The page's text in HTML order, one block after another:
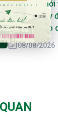
Quy định
viên công ty
góp vốn vào
08/08/2026